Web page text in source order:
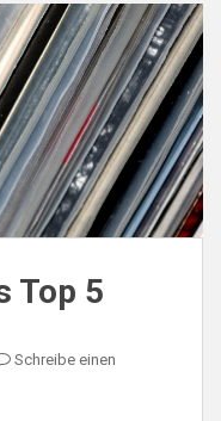
Top 5
Schreibe einen